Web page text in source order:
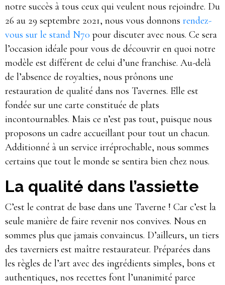
notre succès à tous ceux qui veulent nous rejoindre. Du
26 au 29 septembre 2021, nous vous donnons rendez-
vous sur le stand N70 pour discuter avec nous. Ce sera
l’occasion idéale pour vous de découvrir en quoi notre
modèle est différent de celui d’une franchise. Au-delà
de l’absence de royalties, nous prônons une
restauration de qualité dans nos Tavernes. Elle est
fondée sur une carte constituée de plats
incontournables. Mais ce n’est pas tout, puisque nous
proposons un cadre accueillant pour tout un chacun.
Additionné à un service irréprochable, nous sommes
certains que tout le monde se sentira bien chez nous.
La qualité dans l’assiette
C’est le contrat de base dans une Taverne ! Car c’est la
seule manière de faire revenir nos convives. Nous en
sommes plus que jamais convaincus. D’ailleurs, un tiers
des taverniers est maître restaurateur. Préparées dans
les règles de l’art avec des ingrédients simples, bons et
authentiques, nos recettes font l’unanimité parce